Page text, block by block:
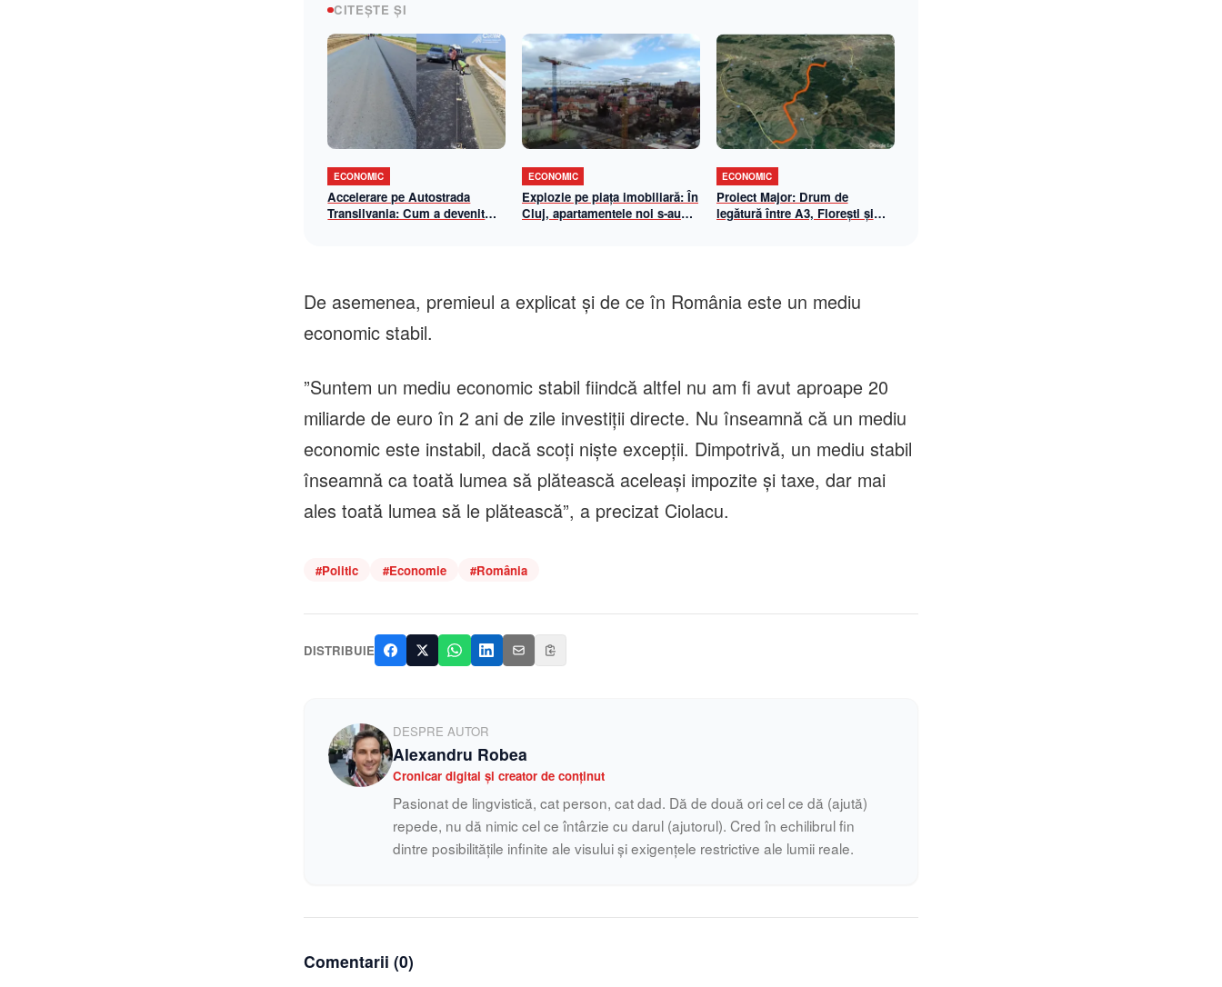
CITEȘTE ȘI
ECONOMIC
Accelerare pe Autostrada
Transilvania: Cum a devenit
ECONOMIC
Explozie pe piața imobiliară: În
Cluj, apartamentele noi s-au
ECONOMIC
Proiect Major: Drum de
legătură între A3, Florești și
De asemenea, premieul a explicat şi de ce în România este un mediu
economic stabil.
”Suntem un mediu economic stabil fiindcă altfel nu am fi avut aproape 20
miliarde de euro în 2 ani de zile investiţii directe. Nu înseamnă că un mediu
economic este instabil, dacă scoţi nişte excepţii. Dimpotrivă, un mediu stabil
înseamnă ca toată lumea să plătească aceleaşi impozite şi taxe, dar mai
ales toată lumea să le plătească”, a precizat Ciolacu.
#Politic #Economie #România
DISTRIBUIE
DESPRE AUTOR
Alexandru Robea
Cronicar digital și creator de conținut
Pasionat de lingvistică, cat person, cat dad. Dă de două ori cel ce dă (ajută)
repede, nu dă nimic cel ce întârzie cu darul (ajutorul). Cred în echilibrul fin
dintre posibilitățile infinite ale visului și exigențele restrictive ale lumii reale.
Comentarii (0)